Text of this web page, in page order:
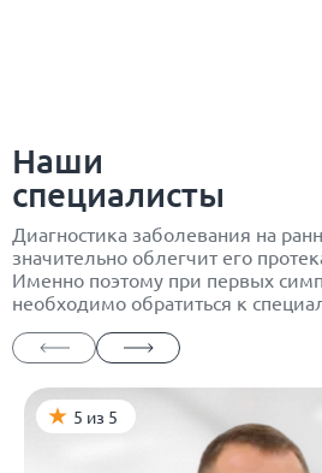
Наши
специалисты
Диагностика заболевания на
значительно облегчит его
Именно поэтому при первых
необходимо обратиться к
5 из 5